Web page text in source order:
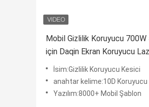
Mobil Gizlilik Koruyucu 700W
için Daqin Ekran Koruyucu
Kesim Makinesi
İsim:Gizlilik Koruyucu Kesici
anahtar kelime:10D Koruyucu
Yazılım:8000+ Mobil Şablon